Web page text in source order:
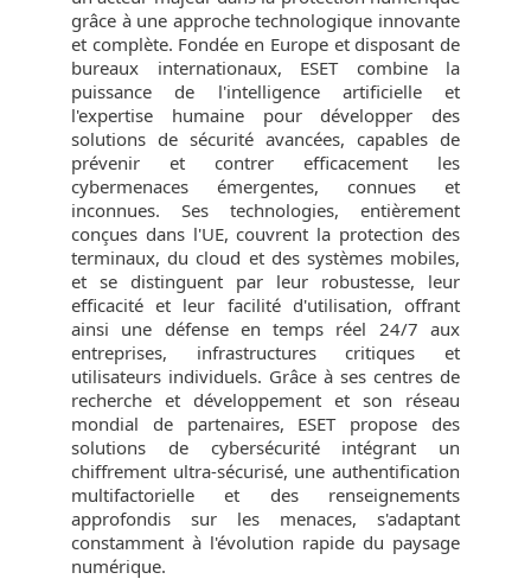
grâce à une approche technologique innovante
et complète. Fondée en Europe et disposant de
bureaux internationaux, ESET combine la
puissance de l'intelligence artificielle et
l'expertise humaine pour développer des
solutions de sécurité avancées, capables de
prévenir et contrer efficacement les
cybermenaces émergentes, connues et
inconnues. Ses technologies, entièrement
conçues dans l'UE, couvrent la protection des
terminaux, du cloud et des systèmes mobiles,
et se distinguent par leur robustesse, leur
efficacité et leur facilité d'utilisation, offrant
ainsi une défense en temps réel 24/7 aux
entreprises, infrastructures critiques et
utilisateurs individuels. Grâce à ses centres de
recherche et développement et son réseau
mondial de partenaires, ESET propose des
solutions de cybersécurité intégrant un
chiffrement ultra-sécurisé, une authentification
multifactorielle et des renseignements
approfondis sur les menaces, s'adaptant
constamment à l'évolution rapide du paysage
numérique.